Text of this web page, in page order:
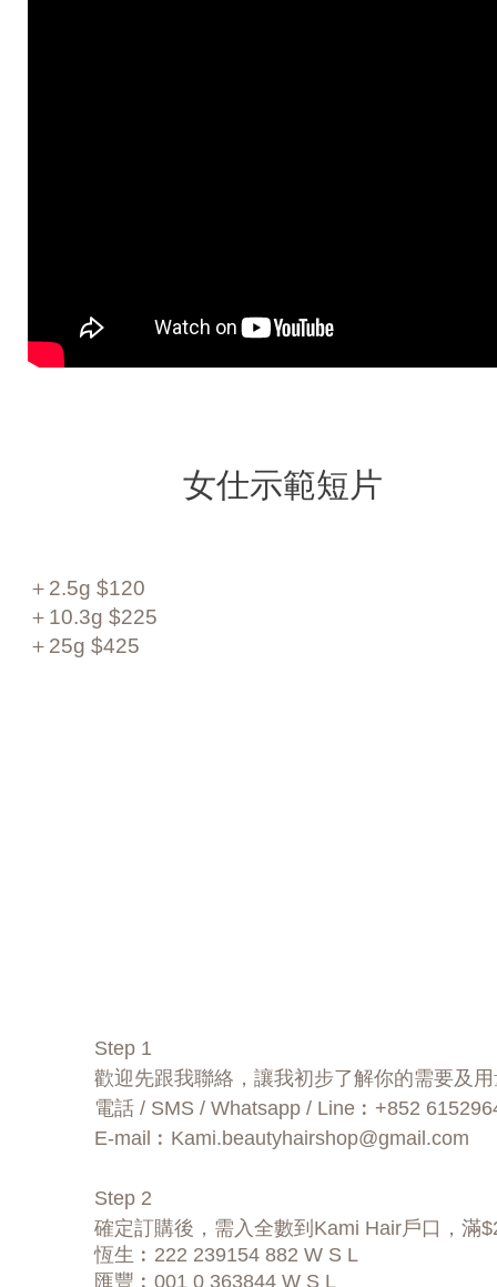
女仕示範短片
＋2.5g $120
＋10.3g $225
＋25g $425
Step 1
歡迎先跟我聯絡，讓我初步了解你的需要及
電話 / SMS / Whatsapp / Line︰+852
E-mail︰ Kami.beautyhairshop@gmail.com
Step 2
確定訂購後，需入全數到Kami Hair戶口，滿
恆生︰222 239154 882 W S L
匯豐︰001 0 363844 W S L